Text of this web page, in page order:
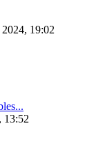
19:02
13:52